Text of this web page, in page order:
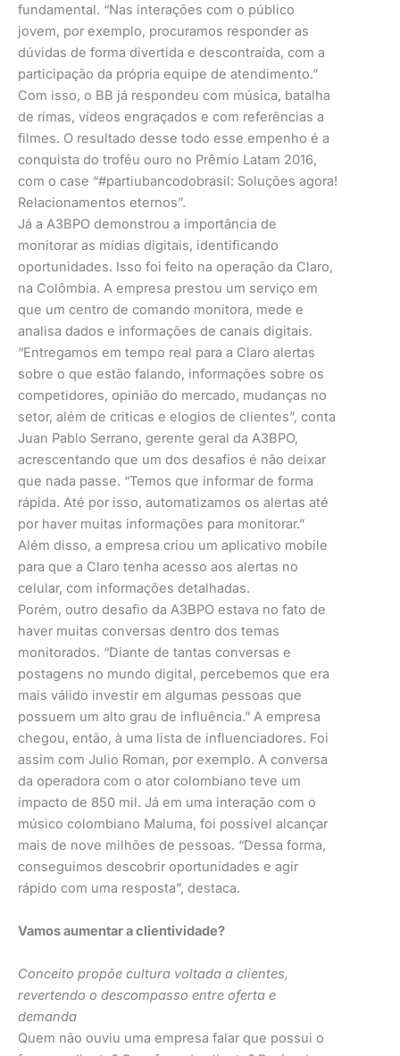
fundamental. “Nas interações com o público
jovem, por exemplo, procuramos responder as
dúvidas de forma divertida e descontraída, com a
participação da própria equipe de atendimento.”
Com isso, o BB já respondeu com música, batalha
de rimas, vídeos engraçados e com referências a
filmes. O resultado desse todo esse empenho é a
conquista do troféu ouro no Prêmio Latam 2016,
com o case “#partiubancodobrasil: Soluções agora!
Relacionamentos eternos”.
Já a A3BPO demonstrou a importância de
monitorar as mídias digitais, identificando
oportunidades. Isso foi feito na operação da Claro,
na Colômbia. A empresa prestou um serviço em
que um centro de comando monitora, mede e
analisa dados e informações de canais digitais.
“Entregamos em tempo real para a Claro alertas
sobre o que estão falando, informações sobre os
competidores, opinião do mercado, mudanças no
setor, além de criticas e elogios de clientes”, conta
Juan Pablo Serrano, gerente geral da A3BPO,
acrescentando que um dos desafios é não deixar
que nada passe. “Temos que informar de forma
rápida. Até por isso, automatizamos os alertas até
por haver muitas informações para monitorar.”
Além disso, a empresa criou um aplicativo mobile
para que a Claro tenha acesso aos alertas no
celular, com informações detalhadas.
Porém, outro desafio da A3BPO estava no fato de
haver muitas conversas dentro dos temas
monitorados. “Diante de tantas conversas e
postagens no mundo digital, percebemos que era
mais válido investir em algumas pessoas que
possuem um alto grau de influência.” A empresa
chegou, então, à uma lista de influenciadores. Foi
assim com Julio Roman, por exemplo. A conversa
da operadora com o ator colombiano teve um
impacto de 850 mil. Já em uma interação com o
músico colombiano Maluma, foi possível alcançar
mais de nove milhões de pessoas. “Dessa forma,
conseguimos descobrir oportunidades e agir
rápido com uma resposta”, destaca.
Vamos aumentar a clientividade?
Conceito propõe cultura voltada a clientes,
revertendo o descompasso entre oferta e
demanda
Quem não ouviu uma empresa falar que possui o